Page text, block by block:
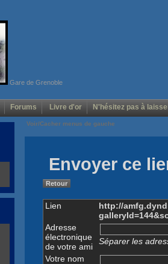
Gare de Grenoble
Forums Livre d'or N'hésitez pas à
Voir/Cacher menus de gauche
Envoyer ce
Retour
Lien
http://
Adresse
électronique
de votre ami
Séparer les
Votre nom